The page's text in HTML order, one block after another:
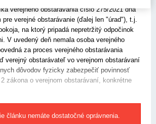
verejného obstarávania číslo 275/2021 dňa
pre verejné obstarávanie (ďalej len "úrad"), t.j.
na ktorý pripadá nepretržitý odpočinok
V uvedený deň nemala osoba verejného
za proces verejného obstarávania
verejný obstarávateľ vo verejnom obstarávaní
dôvodov fyzicky zabezpečiť povinnosť
zákona o verejnom obstarávaní, konkrétne
článku nemáte dostatočné oprávnenia.